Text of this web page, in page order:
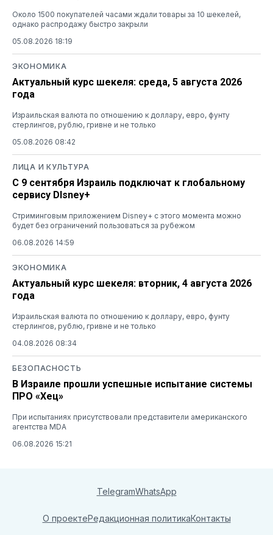
Около 1500 покупателей часами ждали товары за 10 шекелей,
однако распродажу быстро закрыли
05.08.2026 18:19
ЭКОНОМИКА
Актуальный курс шекеля: среда, 5 августа 2026
года
Израильская валюта по отношению к доллару, евро, фунту
стерлингов, рублю, гривне и не только
05.08.2026 08:42
ЛИЦА И КУЛЬТУРА
С 9 сентября Израиль подключат к глобальному
сервису DIsney+
Стриминговым приложением Disney+ с этого момента можно
будет без ограничений пользоваться за рубежом
06.08.2026 14:59
ЭКОНОМИКА
Актуальный курс шекеля: вторник, 4 августа 2026
года
Израильская валюта по отношению к доллару, евро, фунту
стерлингов, рублю, гривне и не только
04.08.2026 08:34
БЕЗОПАСНОСТЬ
В Израиле прошли успешные испытание системы
ПРО «Хец»
При испытаниях присутствовали представители американского
агентства MDA
06.08.2026 15:21
TelegramWhatsApp
О проектеРедакционная политикаКонтакты